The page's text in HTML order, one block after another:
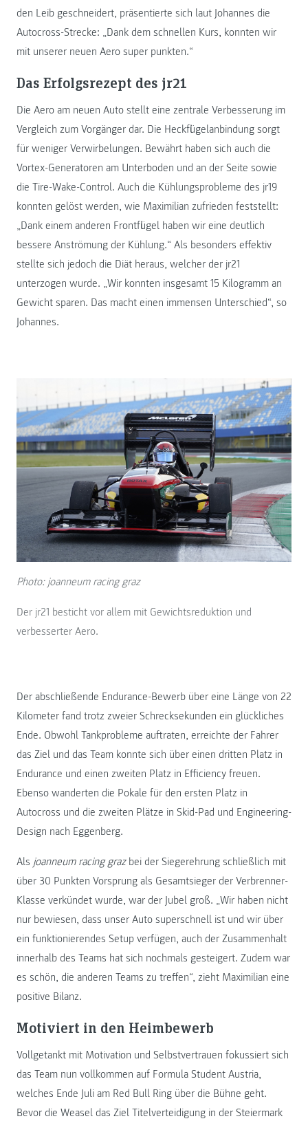
den Leib geschneidert, präsentierte sich laut Johannes die
Autocross-Strecke: „Dank dem schnellen Kurs, konnten wir
mit unserer neuen Aero super punkten.“
Das Erfolgsrezept des jr21
Die Aero am neuen Auto stellt eine zentrale Verbesserung im
Vergleich zum Vorgänger dar. Die Heckflügelanbindung sorgt
für weniger Verwirbelungen. Bewährt haben sich auch die
Vortex-Generatoren am Unterboden und an der Seite sowie
die Tire-Wake-Control. Auch die Kühlungsprobleme des jr19
konnten gelöst werden, wie Maximilian zufrieden feststellt:
„Dank einem anderen Frontflügel haben wir eine deutlich
bessere Anströmung der Kühlung.“ Als besonders effektiv
stellte sich jedoch die Diät heraus, welcher der jr21
unterzogen wurde. „Wir konnten insgesamt 15 Kilogramm an
Gewicht sparen. Das macht einen immensen Unterschied“, so
Johannes.
Photo: joanneum racing graz
Der jr21 besticht vor allem mit Gewichtsreduktion und
verbesserter Aero.
Der abschließende Endurance-Bewerb über eine Länge von 22
Kilometer fand trotz zweier Schrecksekunden ein glückliches
Ende. Obwohl Tankprobleme auftraten, erreichte der Fahrer
das Ziel und das Team konnte sich über einen dritten Platz in
Endurance und einen zweiten Platz in Efficiency freuen.
Ebenso wanderten die Pokale für den ersten Platz in
Autocross und die zweiten Plätze in Skid-Pad und Engineering-
Design nach Eggenberg.
Als joanneum racing grazbei der Siegerehrung schließlich mit
über 30 Punkten Vorsprung als Gesamtsieger der Verbrenner-
Klasse verkündet wurde, war der Jubel groß. „Wir haben nicht
nur bewiesen, dass unser Auto superschnell ist und wir über
ein funktionierendes Setup verfügen, auch der Zusammenhalt
innerhalb des Teams hat sich nochmals gesteigert. Zudem war
es schön, die anderen Teams zu treffen“, zieht Maximilian eine
positive Bilanz.
Motiviert in den Heimbewerb
Vollgetankt mit Motivation und Selbstvertrauen fokussiert sich
das Team nun vollkommen auf Formula Student Austria,
welches Ende Juli am Red Bull Ring über die Bühne geht.
Bevor die Weasel das Ziel Titelverteidigung in der Steiermark